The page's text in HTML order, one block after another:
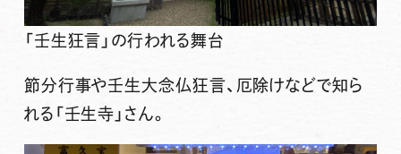
「壬生狂言」の行われる舞台
節分行事や壬生大念仏狂言、厄除けなどで知ら
れる「壬生寺」さん。